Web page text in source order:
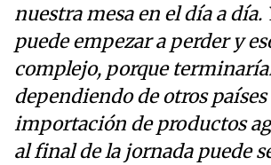
nuestra mesa en el día a día.
puede empezar a perder y
complejo, porque
dependiendo de otros países
importación de productos
al final de la jornada puede